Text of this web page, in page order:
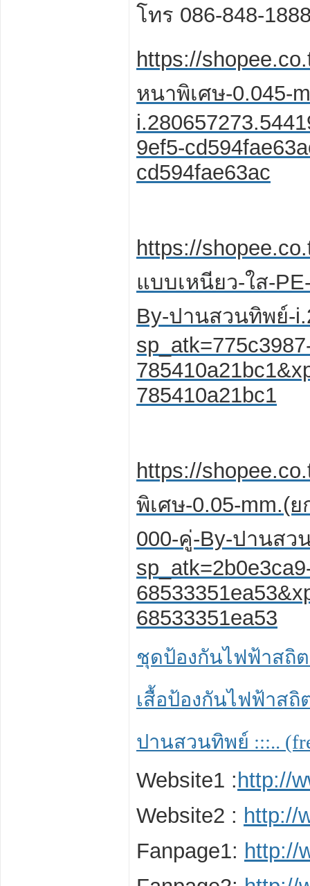
โทร 086-848-
https://
หนาพิเศษ-0.045-
9ef5-
cd594fae63ac
https://
แบบเหนียว-ใส-
By-ปานสวนทิพย์-
785410a21bc1
https://
พิเศษ-0.05-mm.(
000-คู่-By-ปานสว
68533351ea53
ชุดป้องกันไฟฟ้าสถิตย์
เสื้อป้องกันไฟฟ้าสถิต
ปานสวนทิพย์ :::..
️Website1 : http://
️Website2 : http://
️Fanpage1: http://